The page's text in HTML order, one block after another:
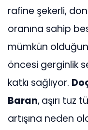
rafine şekerli,
oranına sahip
mümkün
öncesi gerginlik
katkı sağlıyor.
Baran, aşırı tuz
artışına neden